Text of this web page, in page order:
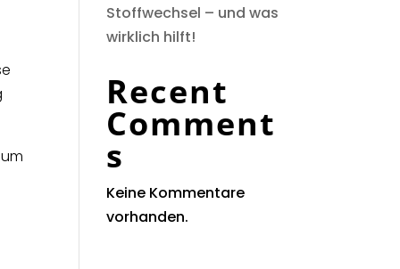
Stoffwechsel – und was
wirklich hilft!
Recent
Comment
s
Keine Kommentare
vorhanden.